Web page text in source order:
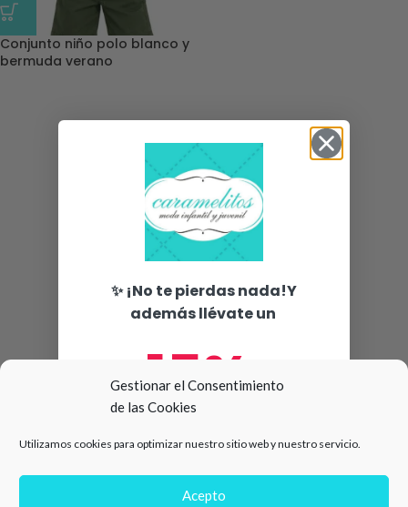
Gestionar el Consentimiento
de las Cookies
Utilizamos cookies para optimizar nuestro sitio web y nuestro servicio.
Acepto
Conjunto niño polo blanco y
bermuda verano
✨ ¡No te pierdas nada!Y
además llévate un
15%
compra 🛍️
Número de teléfono